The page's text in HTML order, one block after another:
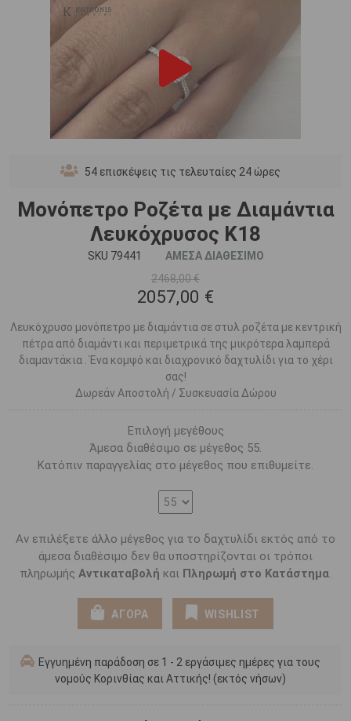
54 επισκέψεις τις τελευταίες 24 ώρες
Μονόπετρο Ροζέτα με Διαμάντια
Λευκόχρυσος Κ18
SKU 79441
ΑΜΕΣΑ ΔΙΑΘΕΣΙΜΟ
2468,00 €
2057,00 €
Λευκόχρυσο μονόπετρο με διαμάντια σε στυλ ροζέτα με κεντρική
πέτρα από διαμάντι και περιμετρικά της μικρότερα λαμπερά
διαμαντάκια . Ένα κομψό και διαχρονικό δαχτυλίδι για το χέρι
σας!
Δωρεάν Αποστολή / Συσκευασία Δώρου
Επιλογή μεγέθους
Άμεσα διαθέσιμο σε μέγεθος 55.
Κατόπιν παραγγελίας στο μέγεθος που επιθυμείτε.
Αν επιλέξετε άλλο μέγεθος για το δαχτυλίδι εκτός από το
άμεσα διαθέσιμο δεν θα υποστηρίζονται οι τρόποι
πληρωμής Αντικαταβολή και Πληρωμή στο Κατάστημα.
ΑΓΟΡΑ WISHLIST
Εγγυημένη παράδοση σε 1 - 2 εργάσιμες ημέρες για τους
νομούς Κορινθίας και Αττικής! (εκτός νήσων)